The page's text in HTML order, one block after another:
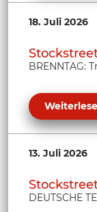
18. Juli 2026
BRENNTAG:
13. Juli 2026
DEUTSCHE